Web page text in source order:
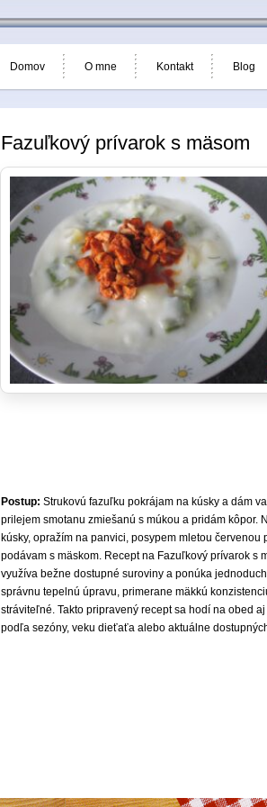
Domov O mne Kontakt Blog
Fazuľkový prívarok s mäsom
Postup: Strukovú fazuľku pokrájam na kúsky a dám
prilejem smotanu zmiešanú s múkou a pridám kôpor.
kúsky, opražím na panvici, posypem mletou
podávam s mäskom. Recept na Fazuľkový prívarok s
využíva bežne dostupné suroviny a ponúka
správnu tepelnú úpravu, primerane mäkkú
stráviteľné. Takto pripravený recept sa hodí na obed
podľa sezóny, veku dieťaťa alebo aktuálne